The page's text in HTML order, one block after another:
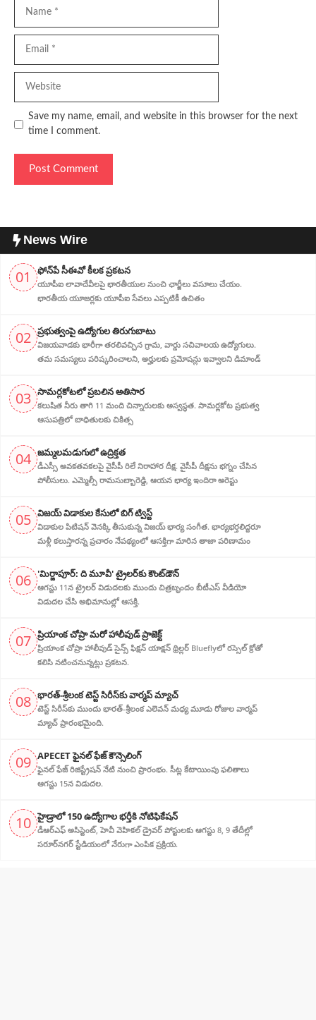
Save my name, email, and website in this browser for the next
time I comment.
News Wire
01 ఫోన్‌పే సీఈవో కీలక ప్రకటన
యూపీఐ లావాదేవీలపై భారతీయుల నుంచి ఛార్జీలు వసూలు చేయం.
భారతీయ యూజర్లకు యూపీఐ సేవలు ఎప్పటికీ ఉచితం
02 ప్ర‌భుత్వంపై ఉద్యోగుల తిరుగుబాటు
విజయవాడకు భారీగా తరలివచ్చిన గ్రామ‌, వార్డు సచివాలయ ఉద్యోగులు.
తమ సమస్యలు పరిష్కరించాలని, అర్హుల‌కు ప్రమోషన్లు ఇవ్వాలని డిమాండ్
03 సామర్లకోటలో ప్రబలిన అతిసార
కలుషిత నీరు తాగి 11 మంది చిన్నారులకు అస్వస్థత. సామర్లకోట ప్రభుత్వ
ఆసుపత్రిలో బాధితులకు చికిత్స
04 జ‌మ్మ‌ల‌మ‌డుగులో ఉద్రిక్త‌త‌
డీఎస్సీ అవ‌క‌త‌వ‌క‌ల‌పై వైసీపీ రిలే నిరాహార‌ దీక్ష‌. వైసీపీ దీక్ష‌ను భ‌గ్నం చేసిన
పోలీసులు. ఎమ్మెల్సీ రామసుబ్బారెడ్డి, ఆయ‌న‌ భార్య ఇందిరా అరెస్టు
05 విజ‌య్ విడాకుల కేసులో బిగ్ ట్విస్ట్‌
విడాకుల‌ పిటిషన్ వెన‌క్కి తీసుకున్న విజ‌య్ భార్య‌ సంగీత. భార్య‌భ‌ర్త‌లిద్ద‌రూ
మళ్లీ కలుస్తారన్న ప్రచారం నేపథ్యంలో ఆస‌క్తిగా మారిన తాజా పరిణామం
06 'మిర్జాపూర్: ది మూవీ' ట్రైలర్‌కు కౌంట్‌డౌన్
ఆగస్టు 11న ట్రైలర్ విడుదలకు ముందు చిత్రబృందం బీటీఎస్ వీడియో
విడుదల చేసి అభిమానుల్లో ఆసక్తి.
07 ప్రియాంక చోప్రా మరో హాలీవుడ్ ప్రాజెక్ట్
ప్రియాంక చోప్రా హాలీవుడ్ సైన్స్ ఫిక్షన్ యాక్షన్ థ్రిల్లర్ Blueflyలో రస్సెల్ క్రోతో
కలిసి నటించనున్నట్లు ప్రకటన.
08 భారత్-శ్రీలంక టెస్ట్ సిరీస్‌కు వార్మప్ మ్యాచ్
టెస్ట్ సిరీస్‌కు ముందు భారత్-శ్రీలంక ఎలెవన్ మధ్య మూడు రోజుల వార్మప్
మ్యాచ్ ప్రారంభమైంది.
09 APECET ఫైనల్ ఫేజ్ కౌన్సెలింగ్
ఫైనల్ ఫేజ్ రిజిస్ట్రేషన్ నేటి నుంచి ప్రారంభం. సీట్ల కేటాయింపు ఫలితాలు
ఆగస్టు 15న విడుదల.
10 హైడ్రాలో 150 ఉద్యోగాల భర్తీకి నోటిఫికేషన్
డీఆర్‌ఎఫ్ అసిస్టెంట్, హెవీ వెహికల్ డ్రైవర్ పోస్టులకు ఆగస్టు 8, 9 తేదీల్లో
సరూర్‌నగర్ స్టేడియంలో నేరుగా ఎంపిక ప్రక్రియ.